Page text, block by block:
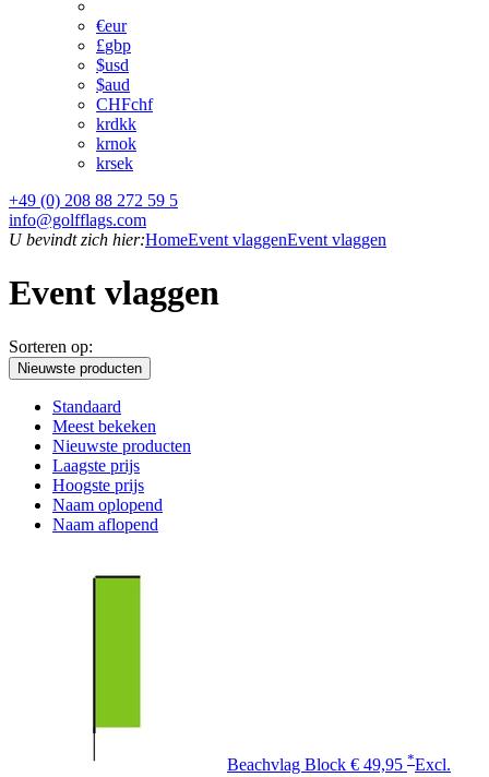
€eur
£gbp
$usd
$aud
CHFchf
krdkk
krnok
krsek
+49 (0) 208 88 272 59 5
info@golfflags.com
U bevindt zich hier:HomeEvent vlaggenEvent vlaggen
Event vlaggen
Sorteren op:
Nieuwste producten
Standaard
Meest bekeken
Nieuwste producten
Laagste prijs
Hoogste prijs
Naam oplopend
Naam aflopend
Beachvlag Block € 49,95 *Excl.